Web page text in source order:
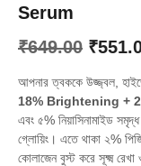
Serum
₹649.00
price
was:
₹
আপনার ত্বককে উজ্জ্বল,
18% Brightening +
এবং ৫% নিয়াসিনামাইড
গ্লোয়িং। এতে থাকা ২%
কোলাজেন বুস্ট করে সূক্ষ্ম